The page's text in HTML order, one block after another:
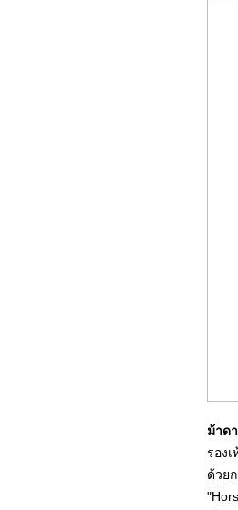
ม้าด
รอง
ด้วย